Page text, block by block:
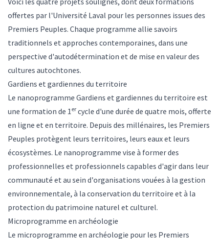
offertes par l'Université Laval pour les personnes issues des
Premiers Peuples. Chaque programme allie savoirs
traditionnels et approches contemporaines, dans une
perspective d'autodétermination et de mise en valeur des
cultures autochtones.
Gardiens et gardiennes du territoire
Le nanoprogramme Gardiens et gardiennes du territoire est
une formation de 1 er cycle d'une durée de quatre mois, offerte
en ligne et en territoire. Depuis des millénaires, les Premiers
Peuples protègent leurs territoires, leurs eaux et leurs
écosystèmes. Le nanoprogramme vise à former des
professionnelles et professionnels capables d'agir dans leur
communauté et au sein d'organisations vouées à la gestion
environnementale, à la conservation du territoire et à la
protection du patrimoine naturel et culturel.
Microprogramme en archéologie
Le microprogramme en archéologie pour les Premiers